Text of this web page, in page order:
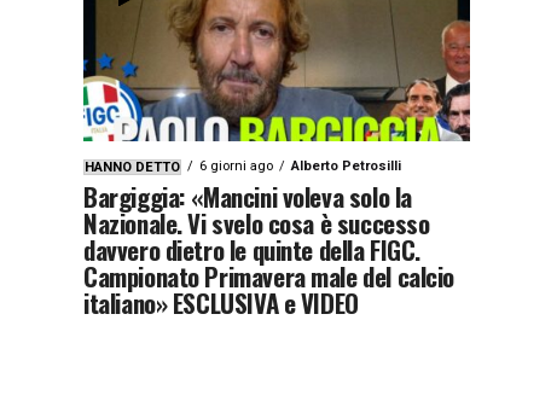
HANNO DETTO 6 giorni ago Alberto Petrosilli
Bargiggia: «Mancini voleva solo la
Nazionale. Vi svelo cosa è successo
davvero dietro le quinte della FIGC.
Campionato Primavera male del calcio
italiano» ESCLUSIVA e VIDEO